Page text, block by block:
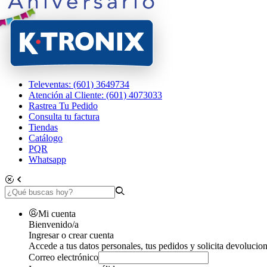
Televentas: (601) 3649734
Atención al Cliente: (601) 4073033
Rastrea Tu Pedido
Consulta tu factura
Tiendas
Catálogo
PQR
Whatsapp
Mi cuenta
Bienvenido/a
Ingresar o crear cuenta
Accede a tus datos personales, tus pedidos y solicita
Correo electrónico